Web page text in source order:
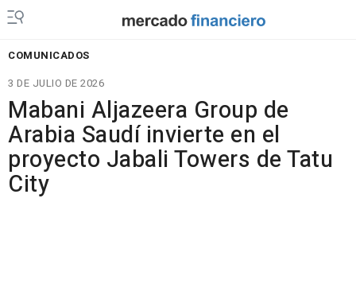
COMUNICADOS
3 DE JULIO DE 2026
Mabani Aljazeera Group de
Arabia Saudí invierte en el
proyecto Jabali Towers de Tatu
City